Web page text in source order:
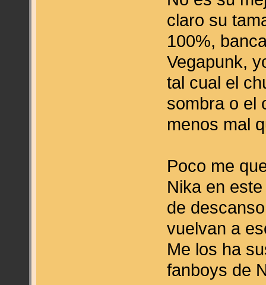
claro su
100%,
Vegapunk,
tal cual el
sombra o el
menos mal
Poco me
Nika en
de
vuelvan a
Me los ha
fanboys de